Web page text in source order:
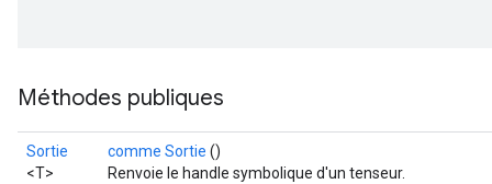
Méthodes publiques
Sortie
<T>
comme Sortie ()
Renvoie le handle symbolique d'un tenseur.